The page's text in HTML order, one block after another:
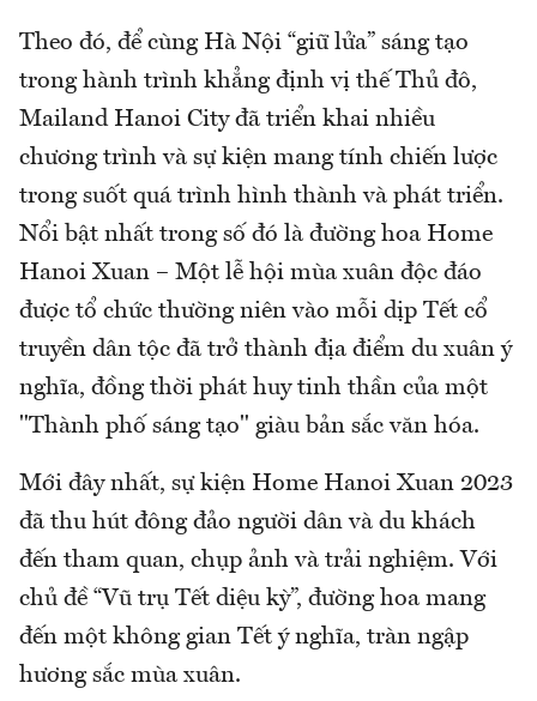
Theo đó, để cùng Hà Nội “giữ lửa” sáng tạo
trong hành trình khẳng định vị thế Thủ đô,
Mailand Hanoi City đã triển khai nhiều
chương trình và sự kiện mang tính chiến lược
trong suốt quá trình hình thành và phát triển.
Nổi bật nhất trong số đó là đường hoa Home
Hanoi Xuan – Một lễ hội mùa xuân độc đáo
được tổ chức thường niên vào mỗi dịp Tết cổ
truyền dân tộc đã trở thành địa điểm du xuân ý
nghĩa, đồng thời phát huy tinh thần của một
"Thành phố sáng tạo" giàu bản sắc văn hóa.
Mới đây nhất, sự kiện Home Hanoi Xuan 2023
đã thu hút đông đảo người dân và du khách
đến tham quan, chụp ảnh và trải nghiệm. Với
chủ đề “Vũ trụ Tết diệu kỳ”, đường hoa mang
đến một không gian Tết ý nghĩa, tràn ngập
hương sắc mùa xuân.